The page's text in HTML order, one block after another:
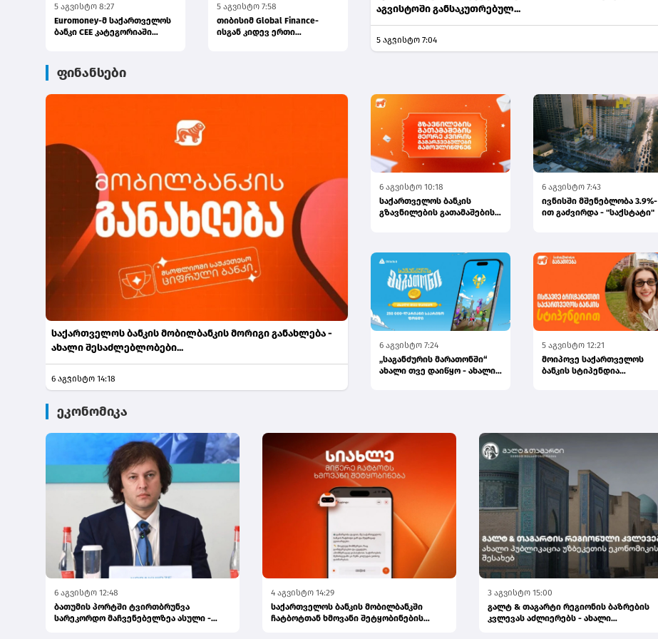
5 აგვისტო 8:27
Euromoney-მ საქართველოს
ბანკი CEE კატეგორიაში
5 აგვისტო 7:58
თიბისიმ Global Finance-
ისგან კიდევ ერთი
აგვისტოში განსაკუთრებულ...
5 აგვისტო 7:04
ფინანსები
საქართველოს ბანკის მობილბანკის მორიგი განახლება -
ახალი შესაძლებლობები...
6 აგვისტო 14:18
6 აგვისტო 10:18
საქართველოს ბანკის
გზავნილების გათამაშების
6 აგვისტო 7:43
ივნისში მშენებლობა 3.9%-
ით გაძვირდა - "საქსტატი"
6 აგვისტო 7:24
„საგანძურის მარათონში“
ახალი თვე დაიწყო - ახალი
5 აგვისტო 12:21
მოიპოვე საქართველოს
ბანკის სტიპენდია
ეკონომიკა
6 აგვისტო 12:48
ბათუმის პორტში ტვირთბრუნვა
სარეკორდო მაჩვენებელზეა ასული -
4 აგვისტო 14:29
საქართველოს ბანკის მობილბანკში
ჩატბოტთან ხმოვანი შეტყობინების
3 აგვისტო 15:00
გალტ & თაგარტი რეგიონის ბაზრების
კვლევას აძლიერებს - ახალი